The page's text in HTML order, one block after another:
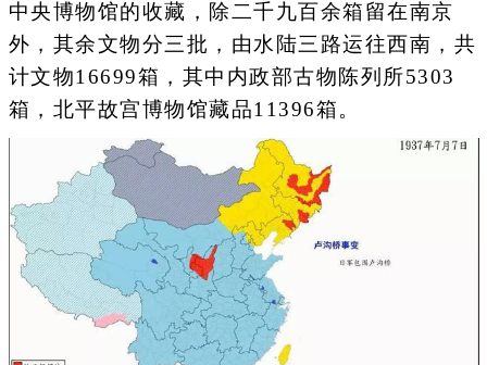
中央博物馆的收藏，除二千九百余箱留在南京
外，其余文物分三批，由水陆三路运往西南，共
计文物16699箱，其中内政部古物陈列所5303
箱，北平故宫博物馆藏品11396箱。